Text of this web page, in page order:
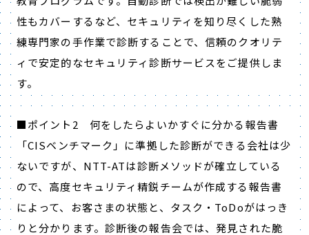
性もカバーするなど、セキュリティを知り尽くした熟
練専門家の手作業で診断することで、信頼のクオリテ
ィで安定的なセキュリティ診断サービスをご提供しま
す。
■ポイント2 何をしたらよいかすぐに分かる報告書
「CISベンチマーク」に準拠した診断ができる会社は少
ないですが、NTT-ATは診断メソッドが確立している
ので、高度セキュリティ精鋭チームが作成する報告書
によって、お客さまの状態と、タスク・ToDoがはっき
りと分かります。診断後の報告会では、発見された脆